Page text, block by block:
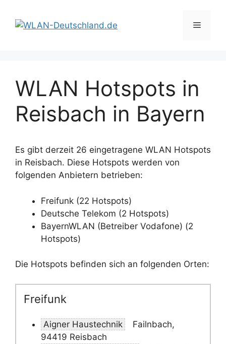
Inhalt
springen
Menü
WLAN Hotspots in
Reisbach in Bayern
Es gibt derzeit 26 eingetragene WLAN Hotspots
in Reisbach. Diese Hotspots werden von
folgenden Anbietern betrieben:
Freifunk (22 Hotspots)
Deutsche Telekom (2 Hotspots)
BayernWLAN (Betreiber Vodafone) (2
Hotspots)
Die Hotspots befinden sich an folgenden Orten:
Freifunk
Aigner Haustechnik
Failnbach,
94419 Reisbach